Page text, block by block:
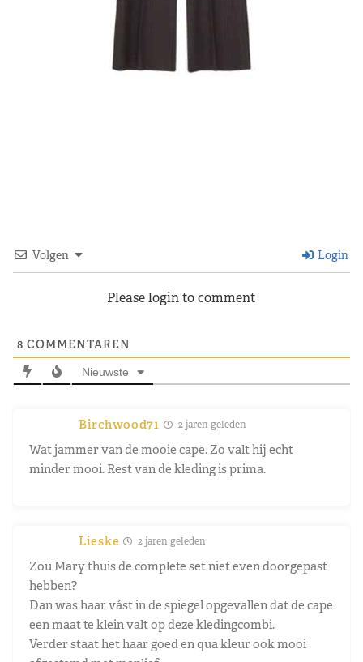
Volgen Login
Please login to comment
8 COMMENTAREN
Nieuwste
Birchwood71 2 jaren geleden
Wat jammer van de mooie cape. Zo valt hij echt
minder mooi. Rest van de kleding is prima.
Lieske 2 jaren geleden
Zou Mary thuis de complete set niet even doorgepast
hebben?
Dan was haar vást in de spiegel opgevallen dat de cape
een maat te klein valt op deze kledingcombi.
Verder staat het haar goed en qua kleur ook mooi